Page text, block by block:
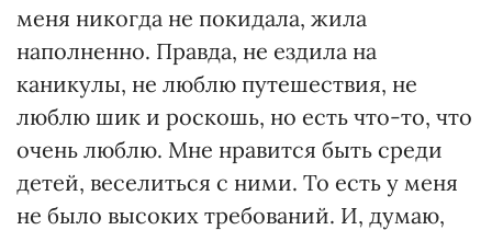
меня никогда не покидала, жила
наполненно. Правда, не ездила на
каникулы, не люблю путешествия, не
люблю шик и роскошь, но есть что-то, что
очень люблю. Мне нравится быть среди
детей, веселиться с ними. То есть у меня
не было высоких требований. И, думаю,